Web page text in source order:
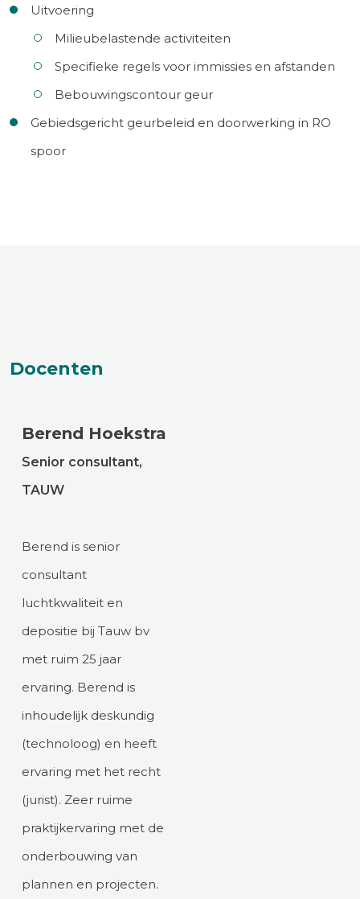
Uitvoering
Milieubelastende activiteiten
Specifieke regels voor immissies en afstanden
Bebouwingscontour geur
Gebiedsgericht geurbeleid en doorwerking in RO
spoor
Docenten
Berend Hoekstra
Senior consultant,
TAUW
Berend is senior
consultant
luchtkwaliteit en
depositie bij Tauw bv
met ruim 25 jaar
ervaring. Berend is
inhoudelijk deskundig
(technoloog) en heeft
ervaring met het recht
(jurist). Zeer ruime
praktijkervaring met de
onderbouwing van
plannen en projecten.